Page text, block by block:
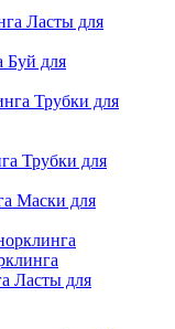
Ласты для
Буй для
Трубки для
Трубки для
Маски для
Ласты для